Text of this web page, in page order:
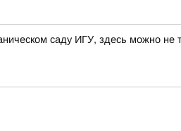
саду ИГУ, здесь можно не